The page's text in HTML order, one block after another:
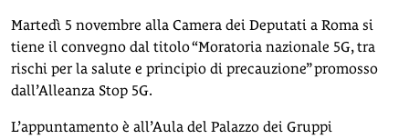
Martedì 5 novembre alla Camera dei Deputati a Roma si
tiene il convegno dal titolo “Moratoria nazionale 5G, tra
rischi per la salute e principio di precauzione” promosso
dall’Alleanza Stop 5G.
L’appuntamento è all’Aula del Palazzo dei Gruppi